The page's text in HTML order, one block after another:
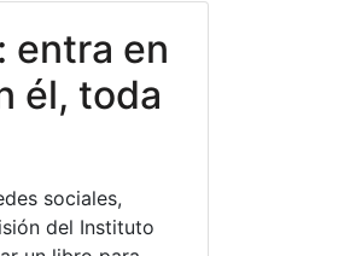
entra en
él, toda
sociales,
del Instituto